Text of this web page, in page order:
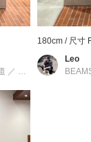
造
0006-023
／ BEAMS
180cm / 尺寸
Leo